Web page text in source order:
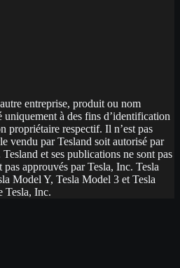
entreprise, produit ou nom
uniquement à des fins d’identification
propriétaire respectif. Il n’est pas
vendu par Tesland soit autorisé par
et ses publications ne sont pas
approuvés par Tesla, Inc. Tesla
Model Y, Tesla Model 3 et Tesla
Tesla, Inc.